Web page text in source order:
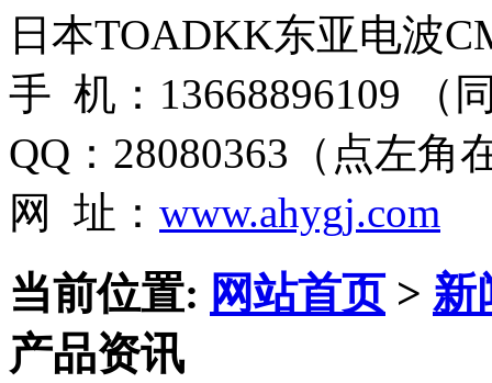
日本TOADKK东亚电波
手 机：13668896109 （
QQ：28080363（点左角
网 址： www.ahygj.com
当前位置: 网站首页> 新
产品资讯